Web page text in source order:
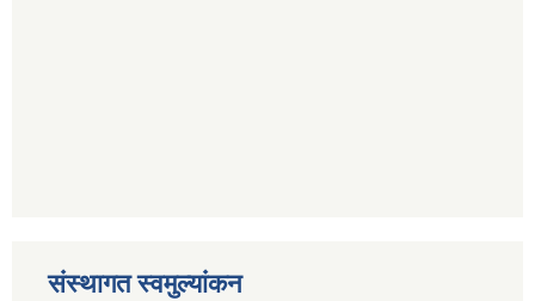
संस्थागत स्वमुल्यांकन